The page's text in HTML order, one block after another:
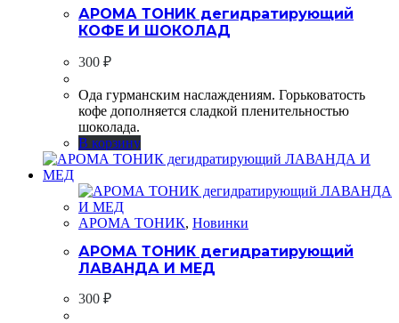
АРОМА ТОНИК дегидратирующий
КОФЕ И ШОКОЛАД
300 ₽
Ода гурманским наслаждениям. Горьковатость
кофе дополняется сладкой пленительностью
шоколада.
В корзину
АРОМА ТОНИК, Новинки
АРОМА ТОНИК дегидратирующий
ЛАВАНДА И МЕД
300 ₽